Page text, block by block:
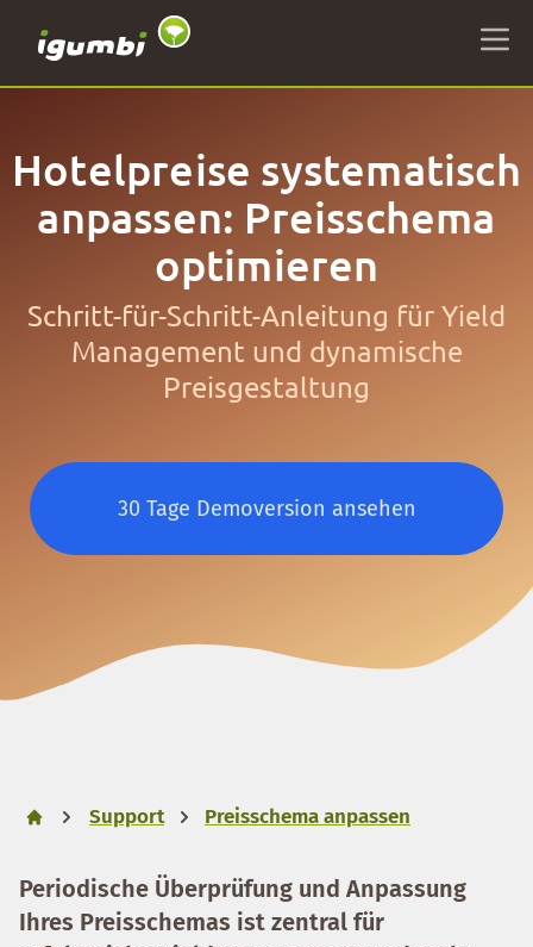
Hotelpreise systematisch
anpassen: Preisschema
optimieren
Schritt-für-Schritt-Anleitung für Yield
Management und dynamische
Preisgestaltung
30 Tage Demoversion ansehen
Support Preisschema anpassen
Periodische Überprüfung und Anpassung
Ihres Preisschemas ist zentral für